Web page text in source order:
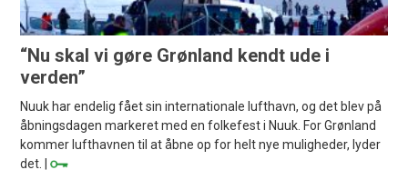
“Nu skal vi gøre Grønland kendt ude i
verden”
Nuuk har endelig fået sin internationale lufthavn, og det blev på
åbningsdagen markeret med en folkefest i Nuuk. For Grønland
kommer lufthavnen til at åbne op for helt nye muligheder, lyder
det. |